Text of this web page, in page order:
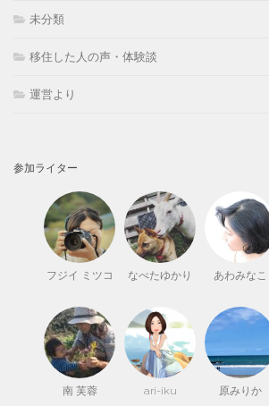
未分類
移住した人の声・体験談
運営より
参加ライター
フジイ ミツコ なべたゆかり あわみなこ
南 芙蓉 ari-iku 原みりか